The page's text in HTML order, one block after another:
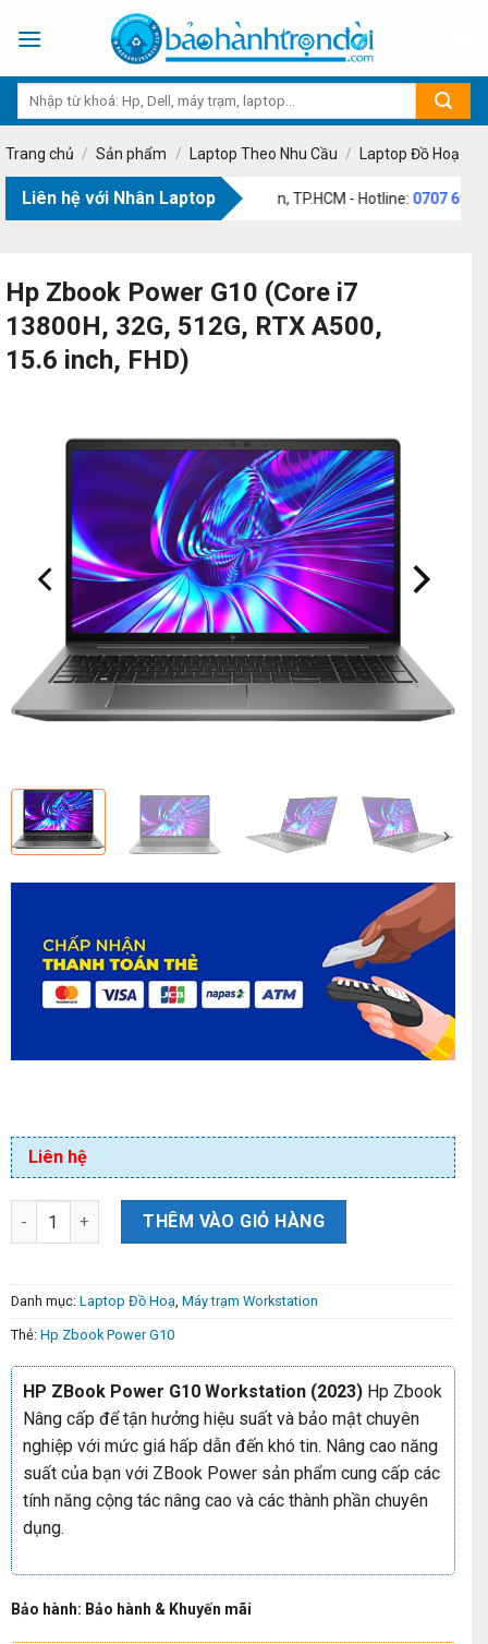
Trang chủ / Sản phẩm / Laptop Theo Nhu Cầu / Laptop Đồ Hoạ
Liên hệ với Nhân Laptop
73 Phạm Văn Bạch, Phường Tân Sơn, TP.HCM - Hotline:0707 69 1111
Hp Zbook Power G10 (Core i7
13800H, 32G, 512G, RTX A500,
15.6 inch, FHD)
Liên hệ
THÊM VÀO GIỎ HÀNG
Danh mục: Laptop Đồ Hoạ Máy trạm Workstation
Thẻ: Hp Zbook Power G10
HP ZBook Power G10 Workstation (2023) Hp Zbook
Nâng cấp để tận hưởng hiệu suất và bảo mật chuyên
nghiệp với mức giá hấp dẫn đến khó tin. Nâng cao năng
suất của bạn với ZBook Power sản phẩm cung cấp các
tính năng cộng tác nâng cao và các thành phần chuyên
dụng.
Bảo hành: Bảo hành & Khuyến mãi